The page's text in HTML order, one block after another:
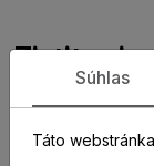
Zistite
produktu
Súhlas
Táto